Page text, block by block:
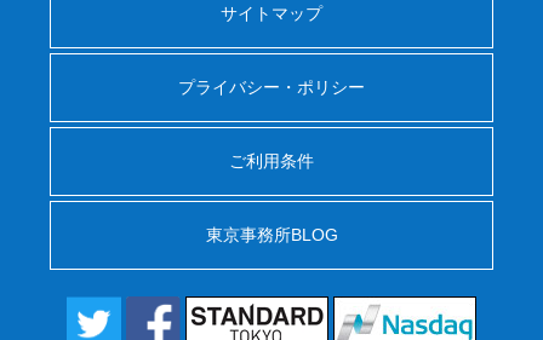
サイトマップ
プライバシー・ポリシー
ご利用条件
東京事務所BLOG